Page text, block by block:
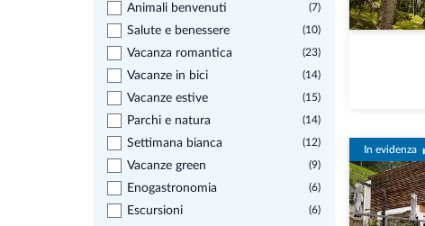
Animali benvenuti
(7)
Salute e benessere (10)
Vacanza romantica (23)
Vacanze in bici (14)
Vacanze estive (15)
Parchi e natura (14)
Settimana bianca (12)
Vacanze green (9)
Enogastronomia (6)
Escursioni (6)
In evidenza